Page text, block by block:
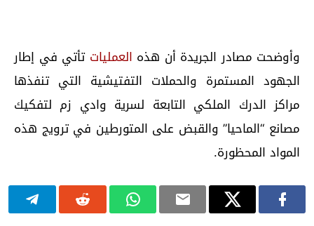
وأوضحت مصادر الجريدة أن هذه العمليات تأتي في إطار
الجهود المستمرة والحملات التفتيشية التي تنفذها
مراكز الدرك الملكي التابعة لسرية وادي زم لتفكيك
مصانع “الماحيا” والقبض على المتورطين في ترويج هذه
المواد المحظورة.